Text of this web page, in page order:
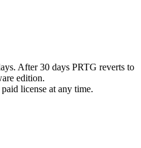
After 30 days PRTG reverts to
edition.
license at any time.